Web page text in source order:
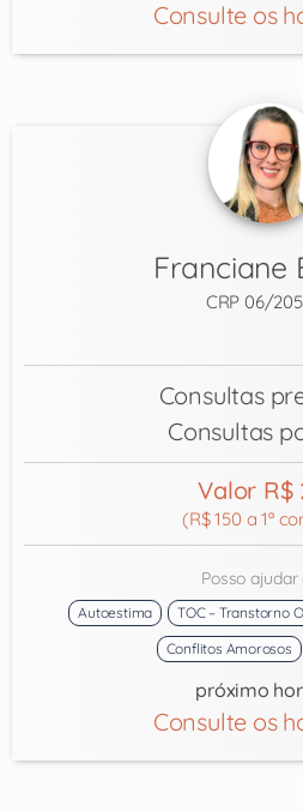
Consulte os
Franciane
CRP 06/
Consultas
Consultas
Valor R$
(R$ 150 a 1ª
Posso ajudar
Autoestima TOC – Transtorno
Conflitos Amorosos
próximo
Consulte os